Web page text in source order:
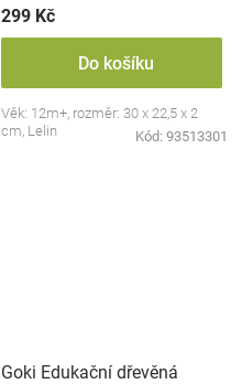
299 Kč
Do košíku
Věk: 12m+, rozměr: 30 x 22,5 x 2
cm, Lelin
Kód: 93513301
Goki Edukační dřevěná